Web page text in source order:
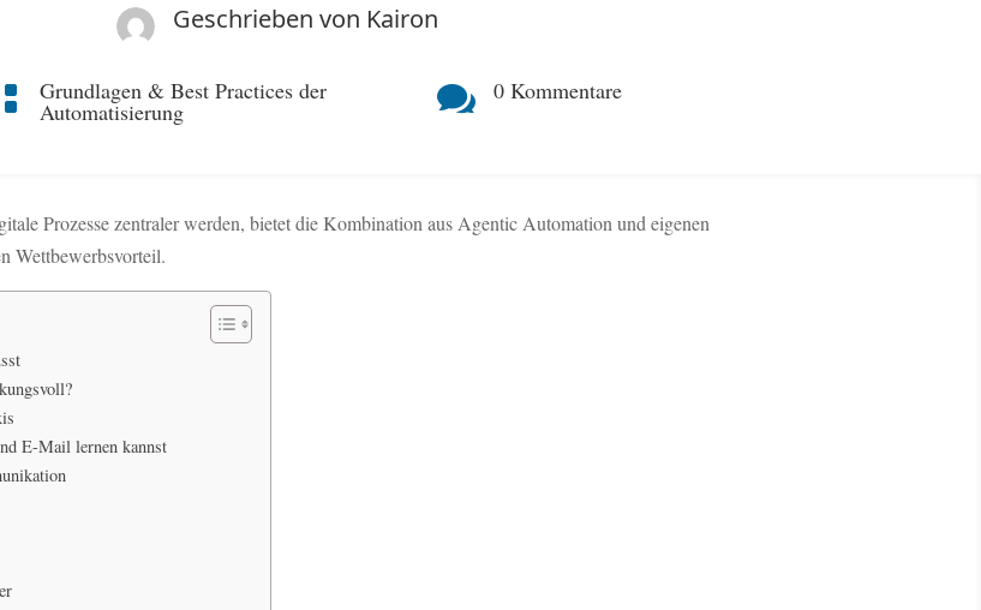
Geschrieben von Kairon
Grundlagen & Best Practices der
Automatisierung  0 Kommentare
Prozesse zentraler werden, bietet die Kombination aus Agentic Automation und eigenen
Wettbewerbsvorteil.
E-Mail lernen kannst